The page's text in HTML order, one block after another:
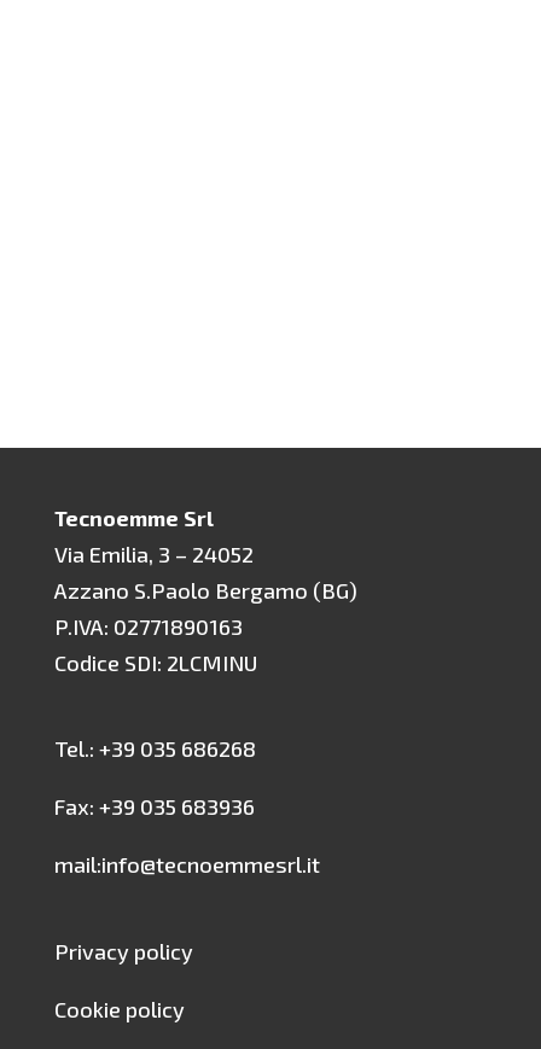
Tecnoemme Srl
Via Emilia, 3 – 24052
Azzano S.Paolo Bergamo (BG)
P.IVA: 02771890163
Codice SDI: 2LCMINU
Tel.: +39 035 686268
Fax: +39 035 683936
mail:info@tecnoemmesrl.it
Privacy policy
Cookie policy